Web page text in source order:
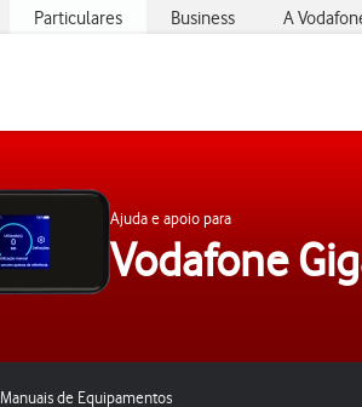
Particulares Business A
Ajuda e apoio para
Vodafone
Manuais de Equipamentos